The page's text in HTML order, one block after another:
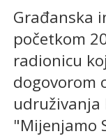
Građanska
početkom
radionicu
dogovorom
udruživanja
"Mijenjamo